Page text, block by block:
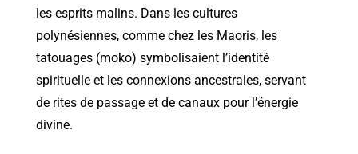
les esprits malins. Dans les cultures
polynésiennes, comme chez les Maoris, les
tatouages (moko) symbolisaient l’identité
spirituelle et les connexions ancestrales, servant
de rites de passage et de canaux pour l’énergie
divine.